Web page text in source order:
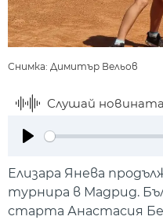
Снимка: Димитър Вельов
Слушай новината
Елизара Янева
турнира в Мадрид.
старта Анастасия